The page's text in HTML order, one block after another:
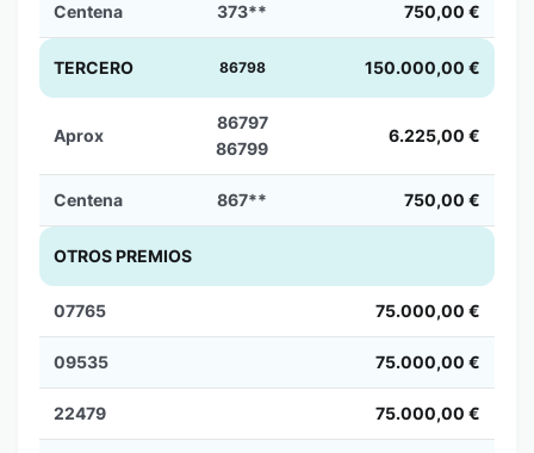
Centena 373** 750,00 €
TERCERO 86798 150.000,00 €
Aprox
86797
86799
6.225,00 €
Centena 867** 750,00 €
OTROS PREMIOS
07765 75.000,00 €
09535 75.000,00 €
22479 75.000,00 €